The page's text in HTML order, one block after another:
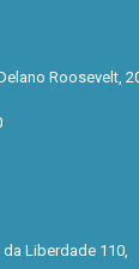
Roosevelt,
Liberdade 110,